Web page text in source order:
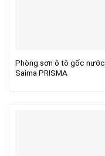
Phòng sơn ô tô gốc nước
Saima PRISMA